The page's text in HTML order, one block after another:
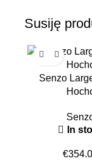
Susiję
Senzo
In
€